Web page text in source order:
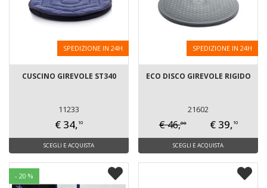
SPEDIZIONE IN 24H
CUSCINO GIREVOLE ST340
11233
€ 34, 10
SCEGLI E ACQUISTA
SPEDIZIONE IN 24H
ECO DISCO GIREVOLE RIGIDO
21602
€ 46,00 € 39, 10
SCEGLI E ACQUISTA
- 20 %